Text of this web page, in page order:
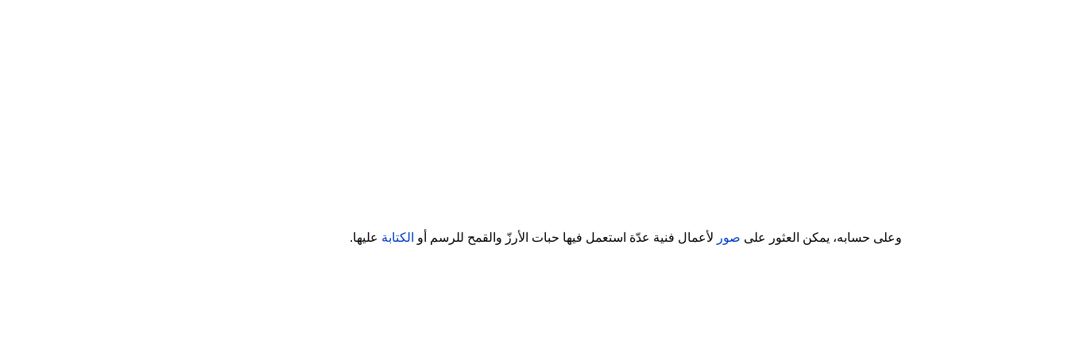
وعلى حسابه، يمكن العثور على صور لأعمال فنية عدّة استعمل فيها حبات الأرزّ والقمح للرسم أو الكتابة عليها.